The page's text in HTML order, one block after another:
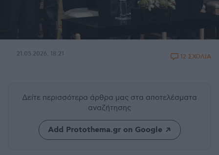
21.05.2026, 18:21 12 ΣΧΟΛΙΑ
Δείτε περισσότερα άρθρα μας στα αποτελέσματα
αναζήτησης
Add Protothema.gr on Google